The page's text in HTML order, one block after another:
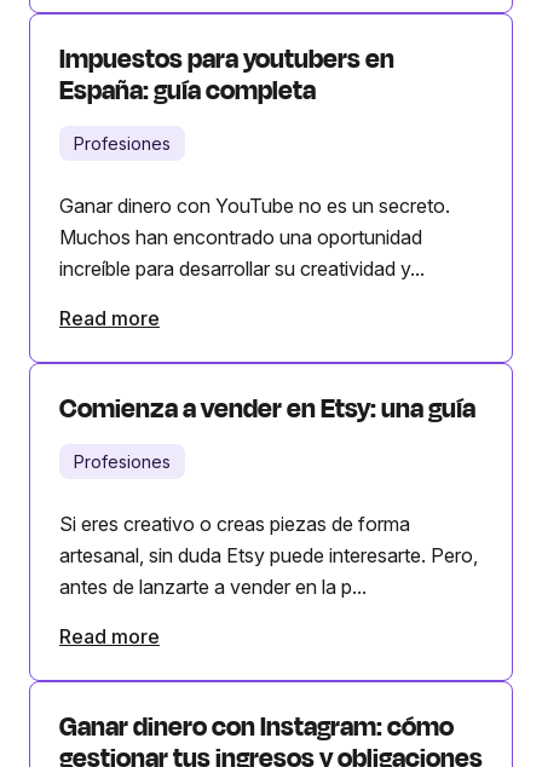
Impuestos para youtubers en
España: guía completa
Profesiones
Ganar dinero con YouTube no es un secreto.
Muchos han encontrado una oportunidad
increíble para desarrollar su creatividad y...
Read more
Comienza a vender en Etsy: una guía
Profesiones
Si eres creativo o creas piezas de forma
artesanal, sin duda Etsy puede interesarte. Pero,
antes de lanzarte a vender en la p...
Read more
Ganar dinero con Instagram: cómo
gestionar tus ingresos y obligaciones